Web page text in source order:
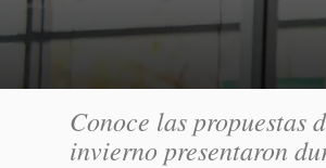
Conoce las propuestas
invierno presentaron